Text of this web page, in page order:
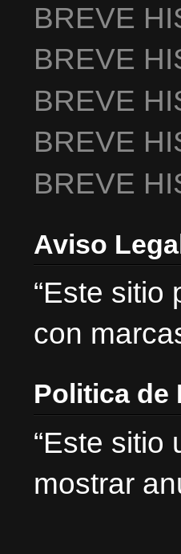
BREVE
BREVE
BREVE
BREVE
BREVE
Aviso
“Este sitio
con
Politica de
“Este sitio
mostrar